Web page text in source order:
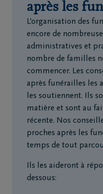
après les
L’organisation des
encore de
administratives et
nombre de familles
commencer. Les
après funérailles les
les soutiennent. Ils
matière et sont au
récente. Nos
proches après les
temps de tout
Ils les aideront à
dessous: